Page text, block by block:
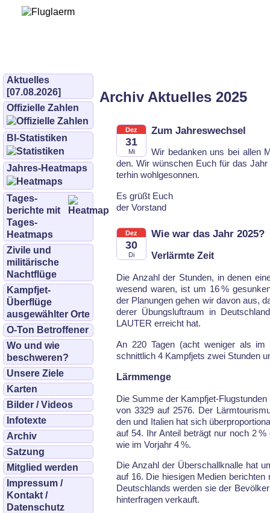
Aktuelles
[07.08.2026]
Offizielle Zahlen
BI-Statistiken
Jahres-Heatmaps
Tages­
berichte mit
Tages-
Heatmaps
Zivile und
militärische
Nachtflüge
Kampfjet-
Überflüge
ausgewählter Orte
O-Ton Betroffener
Wo und wie
beschweren?
Unsere Ziele
Karten
Bilder / Videos
Infotexte
Archiv
Satzung
Mitglied werden
Impressum /
Kontakt /
Datenschutz
Archiv Aktuelles 2025
Dez
31
Mi
Zum Jahreswechsel
Wir be­dan­ken uns bei al­len
den. Wir wün­schen Euch für das
ter­hin wohl­ge­son­nen.
Es grüßt Euch
der Vor­stand
Dez
30
Di
Wie war das Jahr 2025?
Verlärmte Zeit
Die An­zahl der Stun­den, in de­nen
we­send wa­ren, ist um 16 %
der Pla­nun­gen ge­hen wir da­von aus,
de­rer Übungs­luft­raum in
LAU­TER er­reicht hat.
An 220 Ta­gen (acht we­ni­ger als
schnitt­lich 4 Kampf­jets zwei Stun­den
Lärmmenge
Die Sum­me der Kampf­jet-
von 3329 auf 2576. Der
den und Ita­li­en hat sich
auf 54. Ihr An­teil be­trägt nur noch 2
wie im Vor­jahr 4 %.
Die An­zahl der Über­schall­knal­le hat
auf 16. Die hie­si­gen Me­di­en be­rich­ten
Deutsch­lands wer­den sie der
hin­ter­fra­gen ver­kauft.